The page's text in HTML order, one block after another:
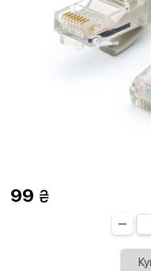
99